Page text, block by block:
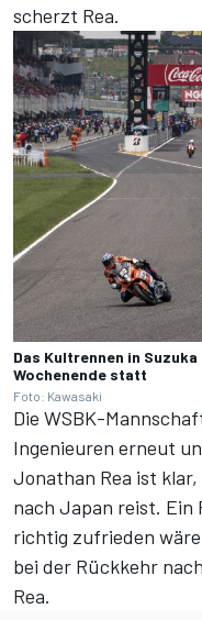
scherzt Rea.
Das Kultrennen in
Wochenende statt
Foto: Kawasaki
Die WSBK-
Ingenieuren erneut
Jonathan Rea ist
nach Japan reist. Ein
richtig zufrieden wäre
bei der Rückkehr
Rea.